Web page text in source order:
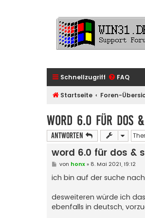
Schnellzugriff FAQ
Startseite Foren-
word 6.0 für dos
Antworten
word 6.0 für dos &
B
i
t
a
g
von honx» 8. Mai 2021, 19:12
ich bin auf der suche
desweiteren würde ich
ebenfalls in deutsch,